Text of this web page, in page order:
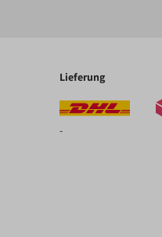
Lieferung
-